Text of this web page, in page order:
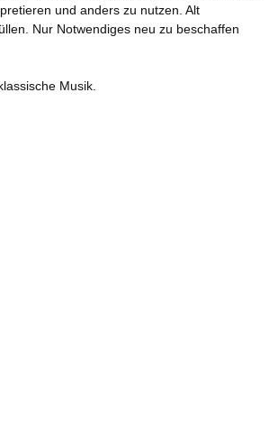
und anders zu nutzen. Alt
Nur Notwendiges neu zu beschaffen
Musik.